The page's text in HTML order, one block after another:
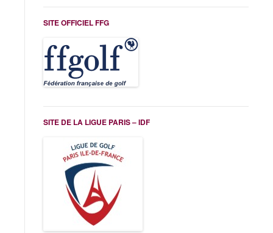
SITE OFFICIEL FFG
SITE DE LA LIGUE PARIS – IDF